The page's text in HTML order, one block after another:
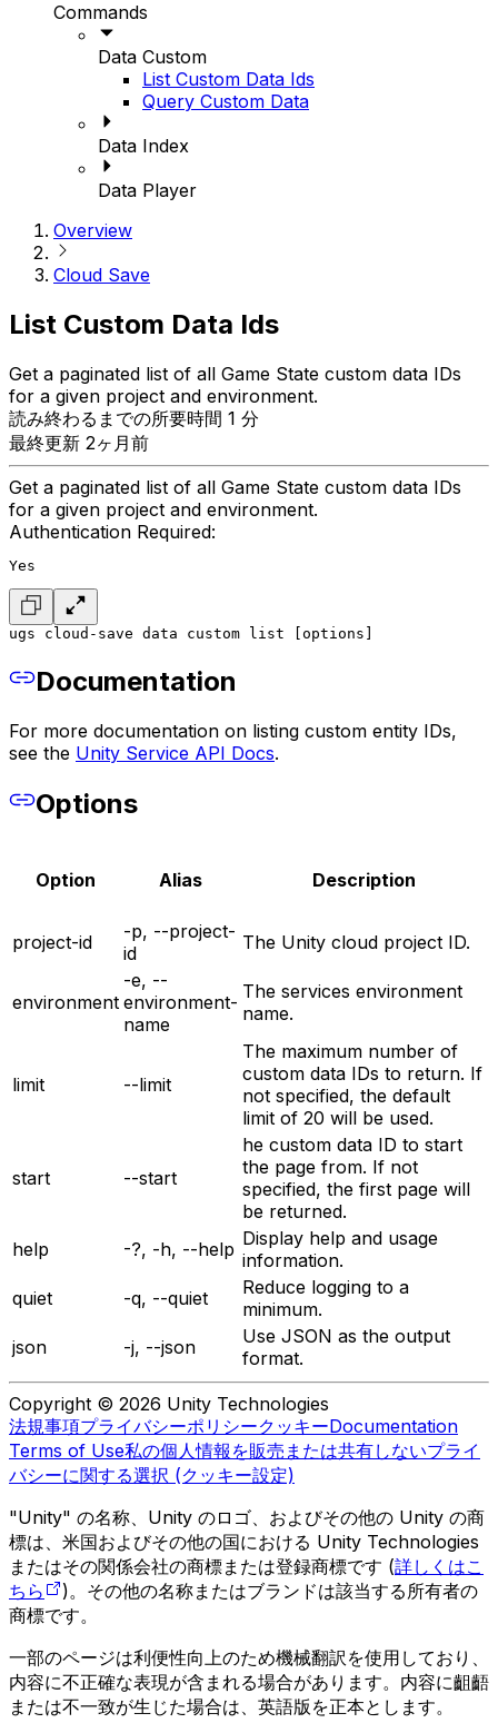
Commands
Data Custom
List Custom Data Ids
Query Custom Data
Data Index
Data Player
Overview
Cloud Save
List Custom Data Ids
Get a paginated list of all Game State custom data IDs
for a given project and environment.
読み終わるまでの所要時間 1 分
最終更新 2ヶ月前
Get a paginated list of all Game State custom data IDs
for a given project and environment.
Authentication Required:
Yes
ugs cloud-save data custom list [options]
Documentation
For more documentation on listing custom entity IDs,
see the Unity Service API Docs.
Options
Option Alias Description
project-id
-p, --project-
id
The Unity cloud project ID.
environment
-e, --
environment-
name
The services environment
name.
limit --limit
The maximum number of
custom data IDs to return. If
not specified, the default
limit of 20 will be used.
start --start
he custom data ID to start
the page from. If not
specified, the first page will
be returned.
help
-?, -h, --help Display help and usage
information.
quiet
-q, --quiet
Reduce logging to a
minimum.
json
-j, --json
Use JSON as the output
format.
Copyright © 2026 Unity Technologies
法規事項プライバシーポリシークッキーDocumentation
Terms of Use私の個人情報を販売または共有しないプライ
バシーに関する選択 (クッキー設定)
"Unity" の名称、Unity のロゴ、およびその他の Unity の商
標は、米国およびその他の国における Unity Technologies
またはその関係会社の商標または登録商標です (詳しくはこ
ちら
)。その他の名称またはブランドは該当する所有者の
商標です。
一部のページは利便性向上のため機械翻訳を使用しており、
内容に不正確な表現が含まれる場合があります。内容に齟齬
または不一致が生じた場合は、英語版を正本とします。